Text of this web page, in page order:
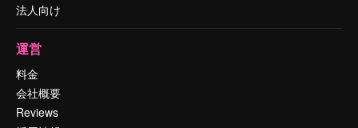
法人向け
運営
料金
会社概要
Reviews